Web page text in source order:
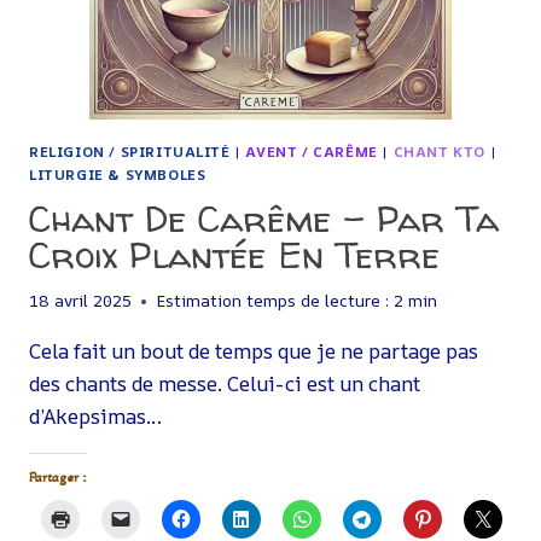
RELIGION / SPIRITUALITÉ |AVENT / CARÊME | CHANT KTO |
LITURGIE & SYMBOLES
Chant De Carême – Par Ta
Croix Plantée En Terre
18 avril 2025 Estimation temps de lecture : 2 min
Cela fait un bout de temps que je ne partage pas
des chants de messe. Celui-ci est un chant
d’Akepsimas…
Partager :